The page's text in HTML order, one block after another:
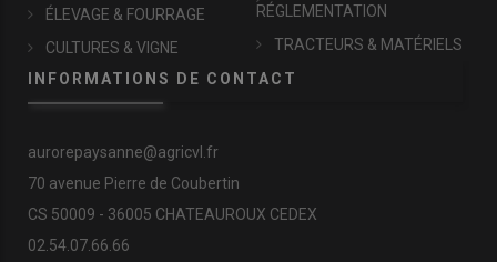
ÉLEVAGE & FOURRAGE
CULTURES & VIGNE
RÉGLEMENTATION
TRACTEURS & MATÉRIELS
INFORMATIONS DE CONTACT
aurorepaysanne@agricvl.fr
70 avenue Pierre de Coubertin
CS 50009 - 36005 CHATEAUROUX CEDEX
02.54.07.66.66